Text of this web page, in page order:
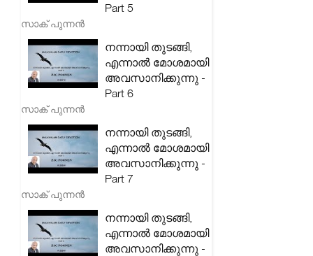
Part 5
സാക് പുന്നൻ
നന്നായി തുടങ്ങി,
എന്നാൽ മോശമായി
അവസാനിക്കുന്നു -
Part 6
സാക് പുന്നൻ
നന്നായി തുടങ്ങി,
എന്നാൽ മോശമായി
അവസാനിക്കുന്നു -
Part 7
സാക് പുന്നൻ
നന്നായി തുടങ്ങി,
എന്നാൽ മോശമായി
അവസാനിക്കുന്നു -